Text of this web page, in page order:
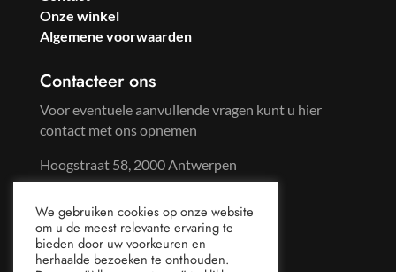
Onze winkel
Algemene voorwaarden
Contacteer ons
Voor eventuele aanvullende vragen kunt u hier
contact met ons opnemen
Hoogstraat 58, 2000 Antwerpen
Gsm: +32 486 96 65 44
mail@sweetsoda.be
We gebruiken cookies op onze website
om u de meest relevante ervaring te
bieden door uw voorkeuren en
herhaalde bezoeken te onthouden.